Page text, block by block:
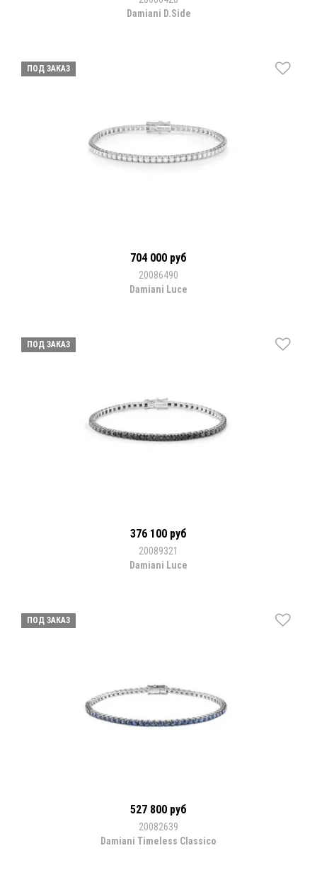
Damiani D.Side
ПОД ЗАКАЗ
704 000 руб
20086490
Damiani Luce
ПОД ЗАКАЗ
376 100 руб
20089321
Damiani Luce
ПОД ЗАКАЗ
527 800 руб
20082639
Damiani Timeless Classico